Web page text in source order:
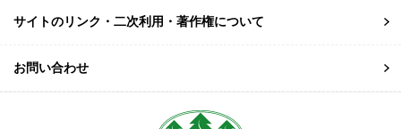
サイトのリンク・二次利用・著作権について
お問い合わせ